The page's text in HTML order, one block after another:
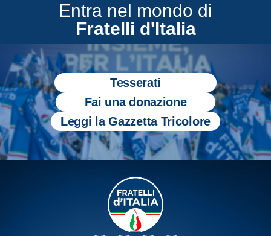
Entra nel mondo di
Fratelli d'Italia
Tesserati
Fai una donazione
Leggi la Gazzetta Tricolore